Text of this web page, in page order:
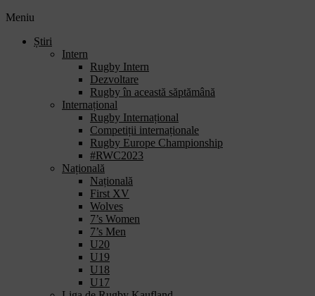
Meniu
Știri
Intern
Rugby Intern
Dezvoltare
Rugby în această săptămână
Internațional
Rugby Internațional
Competiții internaționale
Rugby Europe Championship
#RWC2023
Națională
Națională
First XV
Wolves
7’s Women
7’s Men
U20
U19
U18
U17